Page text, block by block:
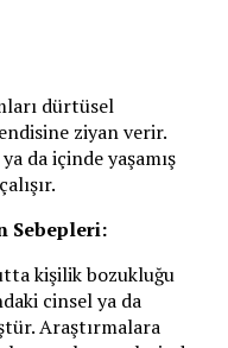
dürtüsel
ziyan verir.
da içinde yaşamış
Sebepleri:
kişilik bozukluğu
cinsel ya da
Araştırmalara